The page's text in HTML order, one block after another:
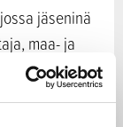
jäseninä
maa- ja
Katja
Sanomat),